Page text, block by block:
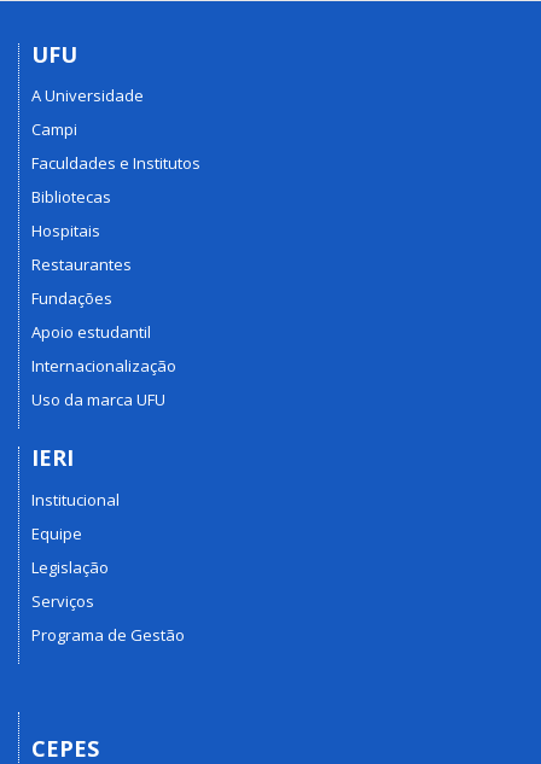
UFU
A Universidade
Campi
Faculdades e Institutos
Bibliotecas
Hospitais
Restaurantes
Fundações
Apoio estudantil
Internacionalização
Uso da marca UFU
IERI
Institucional
Equipe
Legislação
Serviços
Programa de Gestão
CEPES